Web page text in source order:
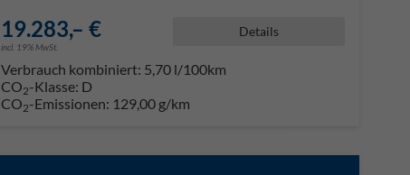
19.283,– €
incl. 19% MwSt.
Details
Verbrauch kombiniert: 5,70 l/100km
CO2-Klasse: D
CO2-Emissionen: 129,00 g/km